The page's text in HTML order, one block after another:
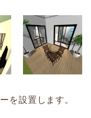
を設置します。